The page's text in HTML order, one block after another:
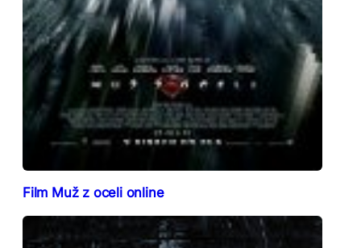
Film Muž z oceli online